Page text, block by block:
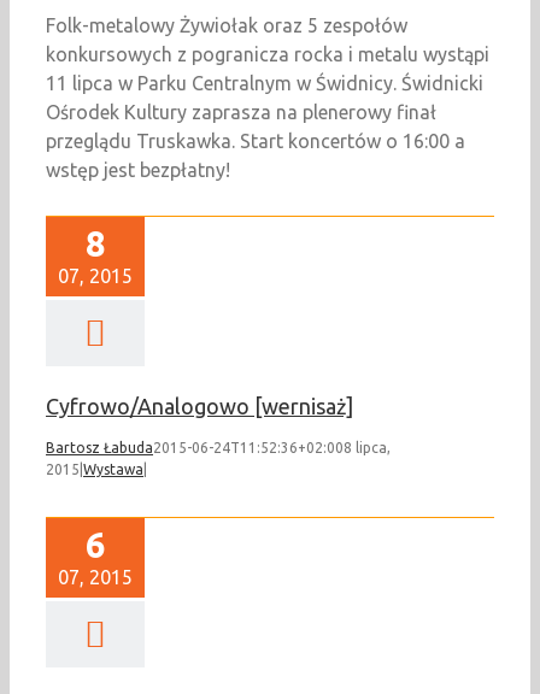
Folk-metalowy Żywiołak oraz 5 zespołów
konkursowych z pogranicza rocka i metalu wystąpi
11 lipca w Parku Centralnym w Świdnicy. Świdnicki
Ośrodek Kultury zaprasza na plenerowy finał
przeglądu Truskawka. Start koncertów o 16:00 a
wstęp jest bezpłatny!
8
07, 2015
Cyfrowo/Analogowo [wernisaż]
Bartosz Łabuda2015-06-24T11:52:36+02:008 lipca,
2015 Wystawa
6
07, 2015